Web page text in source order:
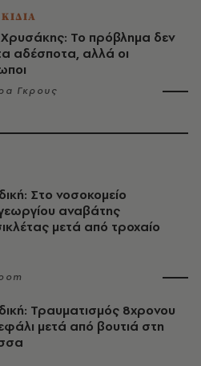
Χρυσάκης: Το πρόβλημα δεν
αδέσποτα, αλλά οι
Γκρους
Στο νοσοκομείο
αναβάτης
μετά από τροχαίο
Τραυματισμός 8χρονου
μετά από βουτιά στη